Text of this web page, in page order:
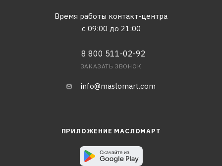
Время работы контакт-центра
с 09:00 до 21:00
8 800 511-02-92
ЗАКАЗАТЬ ЗВОНОК
info@maslomart.com
ПРИЛОЖЕНИЕ МАСЛОМАРТ